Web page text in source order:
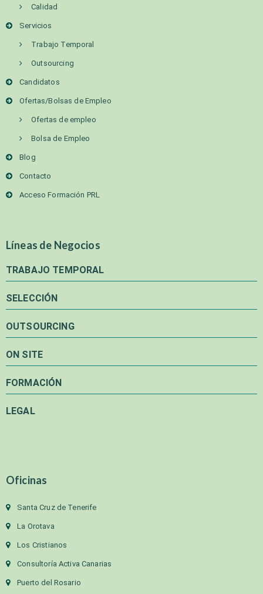
Calidad
Servicios
Trabajo Temporal
Outsourcing
Candidatos
Ofertas/Bolsas de Empleo
Ofertas de empleo
Bolsa de Empleo
Blog
Contacto
Acceso Formación PRL
Líneas de Negocios
TRABAJO TEMPORAL
SELECCIÓN
OUTSOURCING
ON SITE
FORMACIÓN
LEGAL
Oficinas
Santa Cruz de Tenerife
La Orotava
Los Cristianos
Consultoría Activa Canarias
Puerto del Rosario